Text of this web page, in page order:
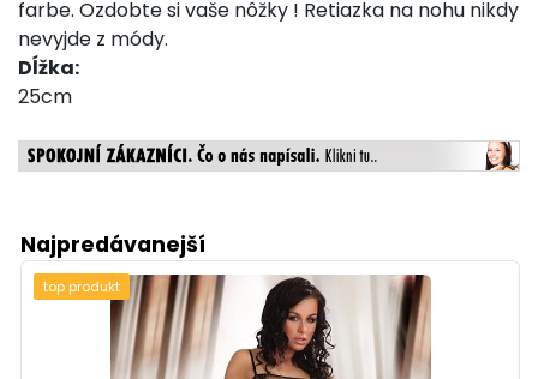
farbe. Ozdobte si vaše nôžky ! Retiazka na nohu nikdy
nevyjde z módy.
Dĺžka:
25cm
Najpredávanejší
top produkt